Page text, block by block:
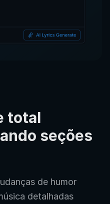
total
seções
de humor
detalhadas